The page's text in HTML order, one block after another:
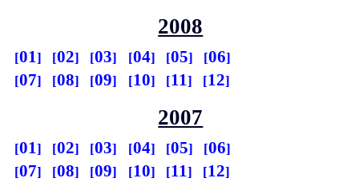
2008
01 02 03 04 05
06
07
08 09 10 11 12
2007
01 02 03 04 05
06
07
08 09 10 11 12